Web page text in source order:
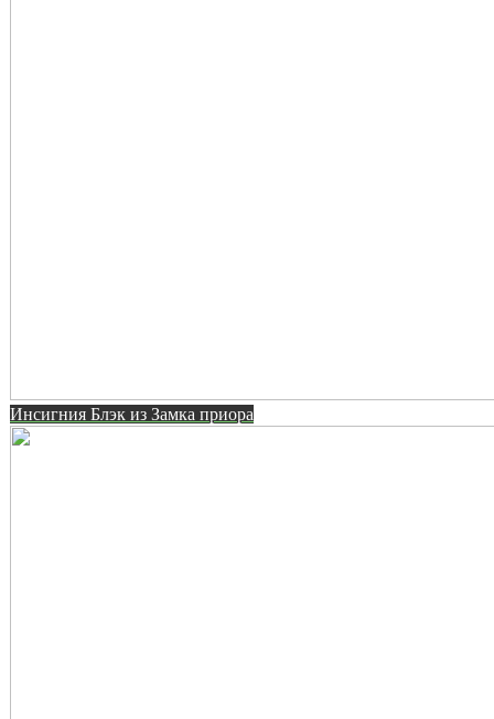
Инсигния Блэк из Замка приора